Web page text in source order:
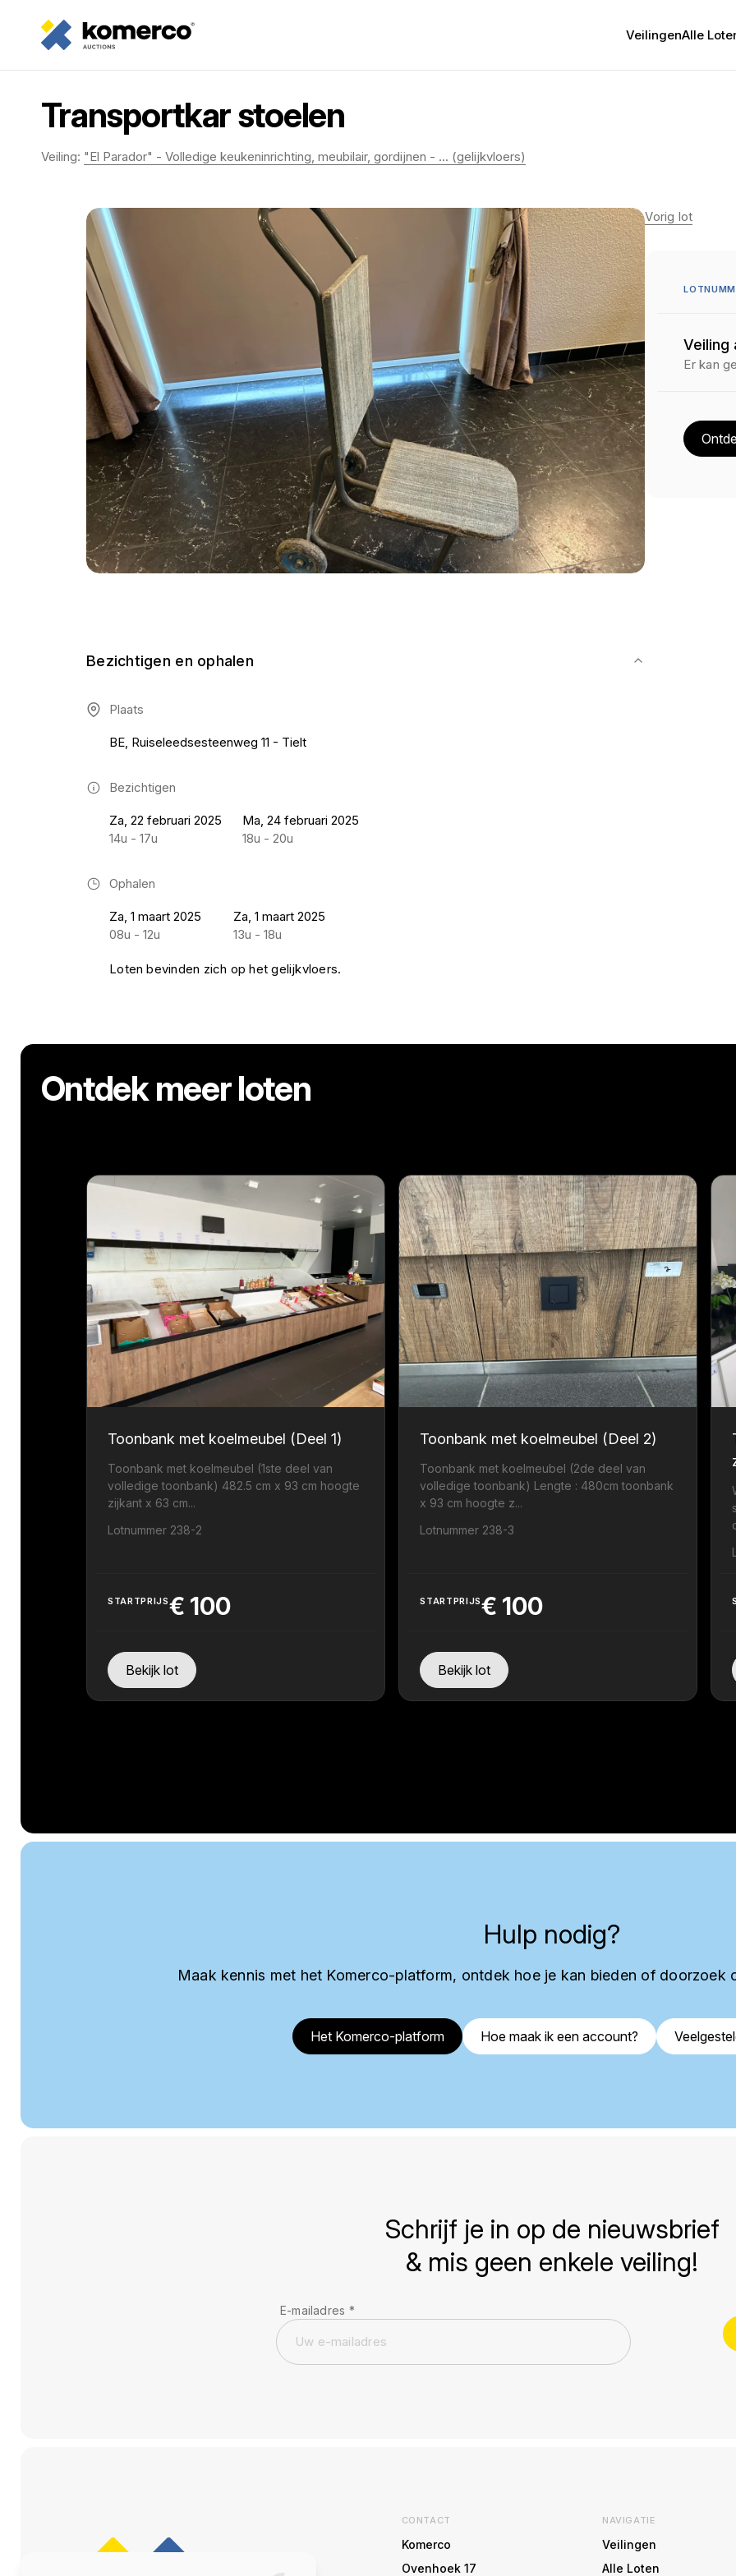
VeilingenAlle
Transportkar stoelen
Veiling: "El Parador" - Volledige keukeninrichting, meubilair, gordijnen - ... (gelijkvloers)
Bezichtigen en ophalen
Plaats
BE, Ruiseleedsesteenweg 11 - Tielt
Bezichtigen
Za, 22 februari 2025
14u - 17u
Ma, 24 februari 2025
18u - 20u
Ophalen
Za, 1 maart 2025
08u - 12u
Za, 1 maart 2025
13u - 18u
Loten bevinden zich op het gelijkvloers.
Vorig lot
Veiling
Er kan
Ontdek meer loten
Toonbank met koelmeubel (Deel 1)
Toonbank met koelmeubel (1ste deel van
volledige toonbank) 482.5 cm x 93 cm hoogte
zijkant x 63 cm...
Lotnummer 238-2
STARTPRIJS€ 100
Bekijk lot
Toonbank met koelmeubel (Deel 2)
Toonbank met koelmeubel (2de deel van
volledige toonbank) Lengte : 480cm toonbank
x 93 cm hoogte z...
Lotnummer 238-3
STARTPRIJS€ 100
Bekijk lot
Hulp nodig?
Maak kennis met het Komerco-platform, ontdek hoe je kan bieden of doorzoek
Het Komerco-platform Hoe maak ik een account?
Schrijf je in op de nieuwsbrief
& mis geen enkele veiling!
E-mailadres *
CONTACT
Komerco
Ovenhoek 17
NAVIGATIE
Veilingen
Alle Loten